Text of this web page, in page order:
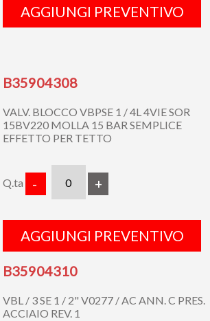
AGGIUNGI PREVENTIVO
B35904308
VALV. BLOCCO VBPSE 1 / 4L 4VIE SOR
15BV220 MOLLA 15 BAR SEMPLICE
EFFETTO PER TETTO
Q.ta - +
AGGIUNGI PREVENTIVO
B35904310
VBL / 3 SE 1 / 2" V0277 / AC ANN. C PRES.
ACCIAIO REV. 1